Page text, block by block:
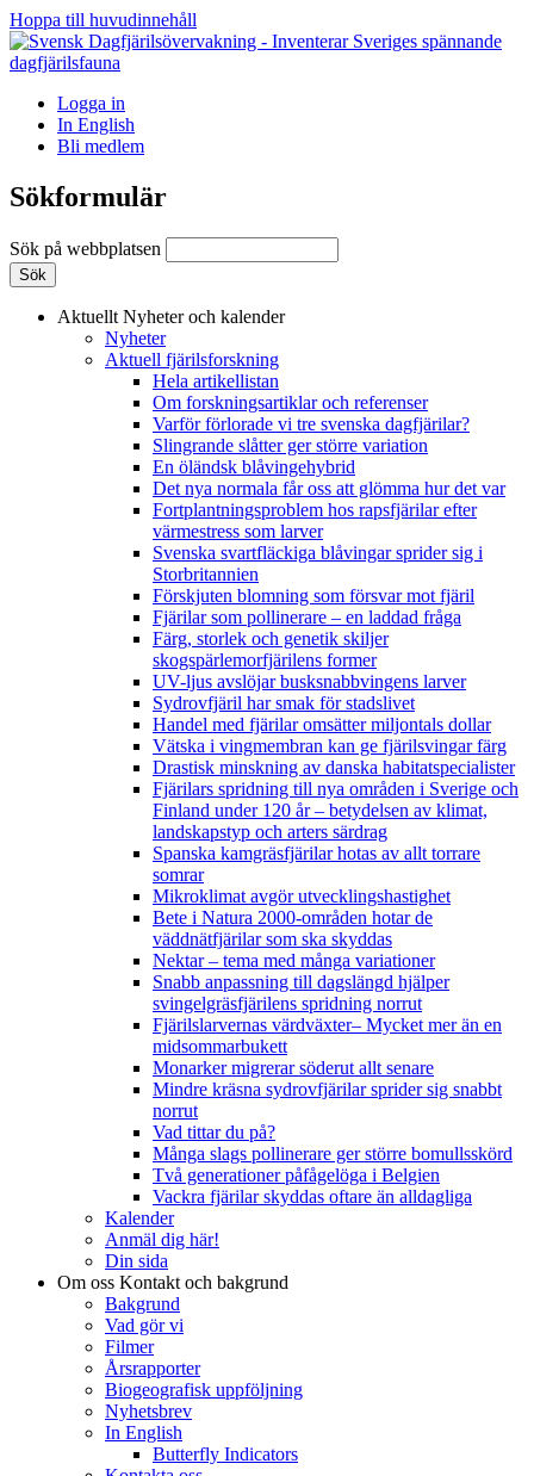
Hoppa till huvudinnehåll
Logga in
In English
Bli medlem
Sökformulär
Sök på webbplatsen
Aktuellt Nyheter och kalender
Nyheter
Aktuell fjärilsforskning
Hela artikellistan
Om forskningsartiklar och referenser
Varför förlorade vi tre svenska dagfjärilar?
Slingrande slåtter ger större variation
En öländsk blåvingehybrid
Det nya normala får oss att glömma hur det var
Fortplantningsproblem hos rapsfjärilar efter
värmestress som larver
Svenska svartfläckiga blåvingar sprider sig i
Storbritannien
Förskjuten blomning som försvar mot fjäril
Fjärilar som pollinerare – en laddad fråga
Färg, storlek och genetik skiljer
skogspärlemorfjärilens former
UV-ljus avslöjar busksnabbvingens larver
Sydrovfjäril har smak för stadslivet
Handel med fjärilar omsätter miljontals dollar
Vätska i vingmembran kan ge fjärilsvingar färg
Drastisk minskning av danska habitatspecialister
Fjärilars spridning till nya områden i Sverige och
Finland under 120 år– betydelsen av klimat,
landskapstyp och arters särdrag
Spanska kamgräsfjärilar hotas av allt torrare
somrar
Mikroklimat avgör utvecklingshastighet
Bete i Natura 2000-områden hotar de
väddnätfjärilar som ska skyddas
Nektar – tema med många variationer
Snabb anpassning till dagslängd hjälper
svingelgräsfjärilens spridning norrut
Fjärilslarvernas värdväxter– Mycket mer än en
midsommarbukett
Monarker migrerar söderut allt senare
Mindre kräsna sydrovfjärilar sprider sig snabbt
norrut
Vad tittar du på?
Många slags pollinerare ger större bomullsskörd
Två generationer påfågelöga i Belgien
Vackra fjärilar skyddas oftare än alldagliga
Kalender
Anmäl dig här!
Din sida
Om oss Kontakt och bakgrund
Bakgrund
Vad gör vi
Filmer
Årsrapporter
Biogeografisk uppföljning
Nyhetsbrev
In English
Butterfly Indicators